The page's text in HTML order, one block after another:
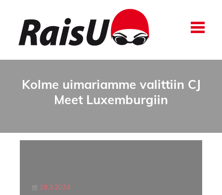
Kolme uimariamme valittiin CJ
Meet Luxemburgiin
19.3.2024